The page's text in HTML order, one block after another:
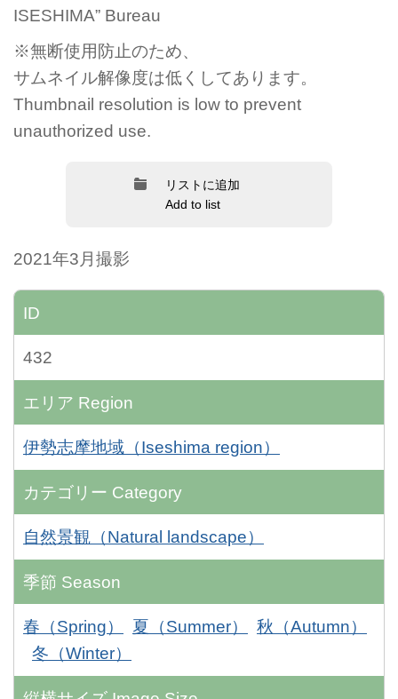
ISESHIMA” Bureau
※無断使用防止のため、
サムネイル解像度は低くしてあります。
Thumbnail resolution is low to prevent
unauthorized use.
リストに追加
Add to list
2021年3月撮影
ID
432
エリア Region
伊勢志摩地域（Iseshima region）
カテゴリー Category
自然景観（Natural landscape）
季節 Season
春（Spring） 夏（Summer）
秋（Autumn）
冬（Winter）